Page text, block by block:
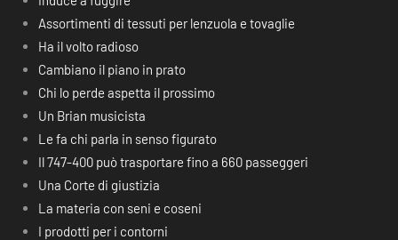
Assortimenti di tessuti per lenzuola e tovaglie
Ha il volto radioso
Cambiano il piano in prato
Chi lo perde aspetta il prossimo
Un Brian musicista
Le fa chi parla in senso figurato
Il 747-400 può trasportare fino a 660 passeggeri
Una Corte di giustizia
La materia con seni e coseni
I prodotti per i contorni